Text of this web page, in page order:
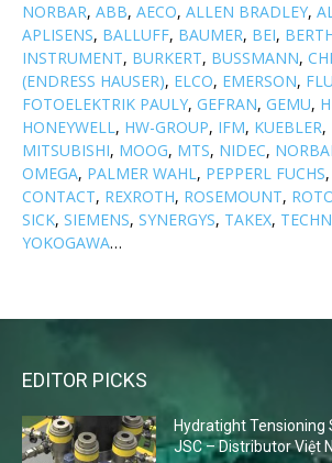
NORBAR, ABB, AECO, ALLEN BRADLEY,
APLISENS, BALLUFF, BAUMER, BEI,
INSTRUMENT, BURKERT, BUSSMANN,
(ENDRESS HAUSER), ELCO, EMERSON,
FOTOELEKTRIK PAULY, GEFRAN, GEMU,
HONEYWELL, HW-GROUP, IFM, KUEBLER,
MITSUBISHI, MOOG, MTS, NIDEC,
OMEGA, PALMER WAHL, PEPPERL FUCHS,
CONTACT, REXROTH, ROSEMOUNT,
SICK, SIEMENS, SYNERGYS, TAKEX,
YOKOGAWA…
EDITOR PICKS
Hydratight
JSC – Distributor Việt